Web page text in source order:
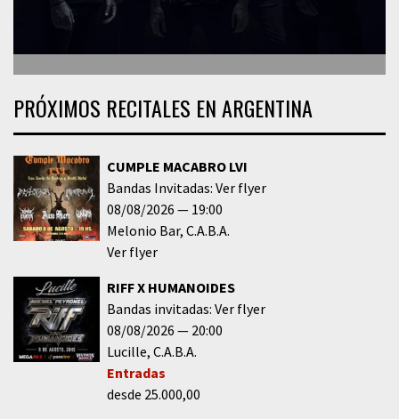
PRÓXIMOS RECITALES EN ARGENTINA
CUMPLE MACABRO LVI
Bandas Invitadas: Ver flyer
08/08/2026
19:00
Melonio Bar C.A.B.A.
Ver flyer
RIFF X HUMANOIDES
Bandas invitadas: Ver flyer
08/08/2026
20:00
Lucille C.A.B.A.
Entradas
desde 25.000,00